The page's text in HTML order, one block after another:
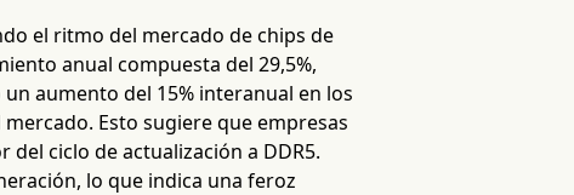
el ritmo del mercado de chips de
anual compuesta del 29,5%,
aumento del 15% interanual en los
Esto sugiere que empresas
ciclo de actualización a DDR5.
lo que indica una feroz